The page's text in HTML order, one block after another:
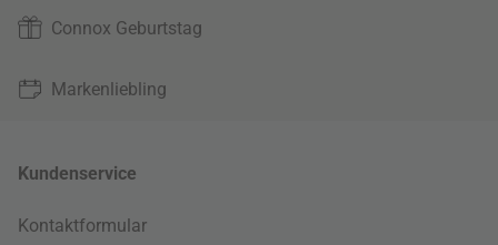
Connox Geburtstag
Markenliebling
Kundenservice
Kontaktformular